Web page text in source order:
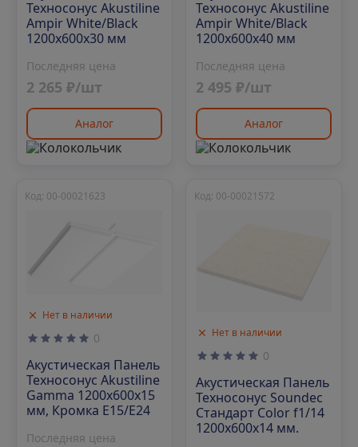
Техносонус Akustiline
Ampir White/Black
1200х600х30 мм
Последняя цена
2 265 ₽/шт
Аналог
Техносонус Akustiline
Ampir White/Black
1200х600х40 мм
Последняя цена
2 495 ₽/шт
Аналог
Нет в наличии
Код: 00-00021623
0
Акустическая Панель
Техносонус Akustiline
Gamma 1200х600х15
мм, Кромка Е15/Е24
Последняя цена
Нет в наличии
Код: 00-00021572
0
Акустическая Панель
Техносонус Soundec
Стандарт Color f1/14
1200х600х14 мм.